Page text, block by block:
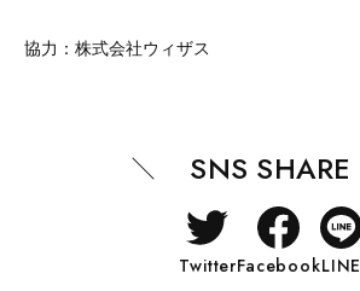
協力：株式会社ウィザス
SNS SHARE
TwitterFacebookLINE